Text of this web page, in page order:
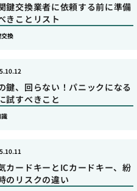
鍵交換業者に依頼する前に準備
きことリスト
換
鍵、回らない！パニックになる
試すべきこと
カードキーとICカードキー、紛
のリスクの違い